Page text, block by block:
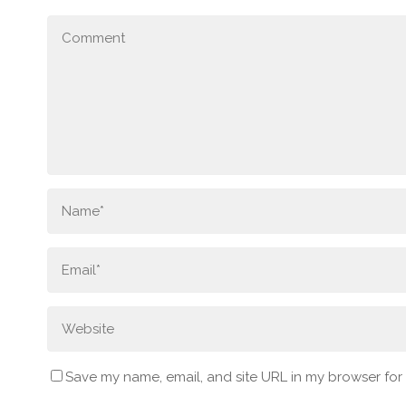
Save my name, email, and site URL in my browser